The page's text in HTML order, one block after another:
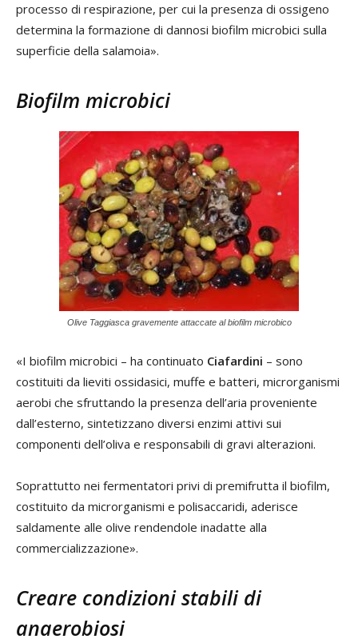
processo di respirazione, per cui la presenza di ossigeno
determina la formazione di dannosi biofilm microbici sulla
superficie della salamoia».
Biofilm microbici
Olive Taggiasca gravemente attaccate al biofilm microbico
«I biofilm microbici – ha continuato Ciafardini – sono
costituiti da lieviti ossidasici, muffe e batteri, microrganismi
aerobi che sfruttando la presenza dell’aria proveniente
dall’esterno, sintetizzano diversi enzimi attivi sui
componenti dell’oliva e responsabili di gravi alterazioni.
Soprattutto nei fermentatori privi di premifrutta il biofilm,
costituito da microrganismi e polisaccaridi, aderisce
saldamente alle olive rendendole inadatte alla
commercializzazione».
Creare condizioni stabili di
anaerobiosi